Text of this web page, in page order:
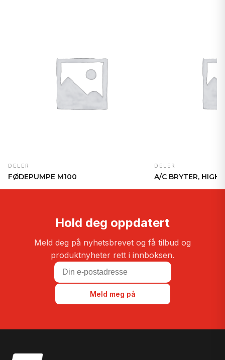
DELER
FØDEPUMPE M100
DELER
A/C BRYTER, HIGH
Hold deg oppdatert
Meld deg på nyhetsbrevet og få tilbud og
produktnyheter rett i innboksen.
Meld meg på